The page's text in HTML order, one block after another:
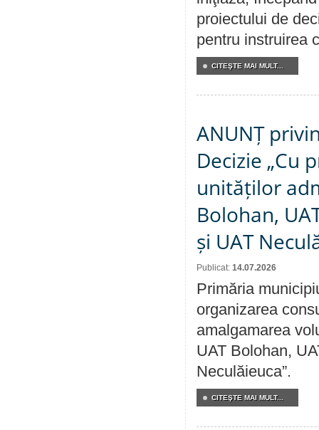
proiectului de
pentru instruirea
CITEŞTE MAI MULT...
ANUNȚ
Decizie „Cu
unităților
Bolohan,
și UAT
Publicat: 14.07.2026
Primăria
organizarea
amalgamarea
UAT Bolohan,
Neculăieuca”.
CITEŞTE MAI MULT...